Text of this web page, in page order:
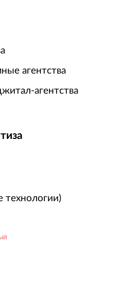
агентства
агентства